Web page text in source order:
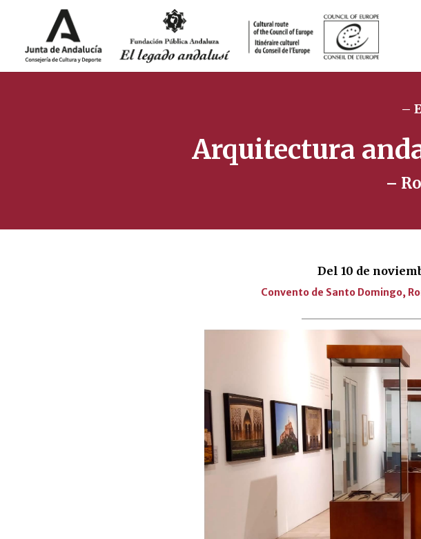
–
Arquitectura
–
Del 10 de
Convento de Santo Domingo,